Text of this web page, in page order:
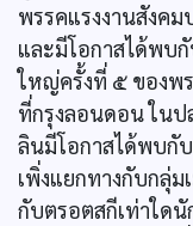
พรรคแรงงานสังค
และมีโอกาสได้พบ
ใหญ่ครั้งที่ ๕ ของพ
ที่กรุงลอนดอน ใน
ลินมีโอกาสได้พบกับ
เพิ่งแยกทางกับกลุ่ม
กับตรอตสกีเท่าใด